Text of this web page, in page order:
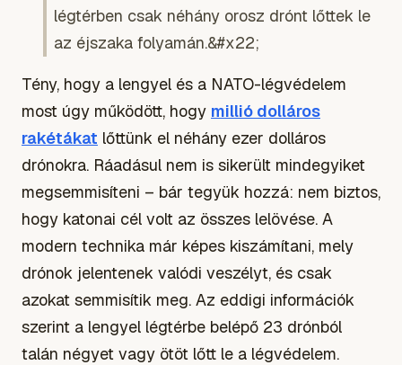
légtérben csak néhány orosz drónt lőttek le
az éjszaka folyamán.&#x22;
Tény, hogy a lengyel és a NATO-légvédelem
most úgy működött, hogy millió dolláros
rakétákat lőttünk el néhány ezer dolláros
drónokra. Ráadásul nem is sikerült mindegyiket
megsemmisíteni – bár tegyük hozzá: nem biztos,
hogy katonai cél volt az összes lelövése. A
modern technika már képes kiszámítani, mely
drónok jelentenek valódi veszélyt, és csak
azokat semmisítik meg. Az eddigi információk
szerint a lengyel légtérbe belépő 23 drónból
talán négyet vagy ötöt lőtt le a légvédelem.